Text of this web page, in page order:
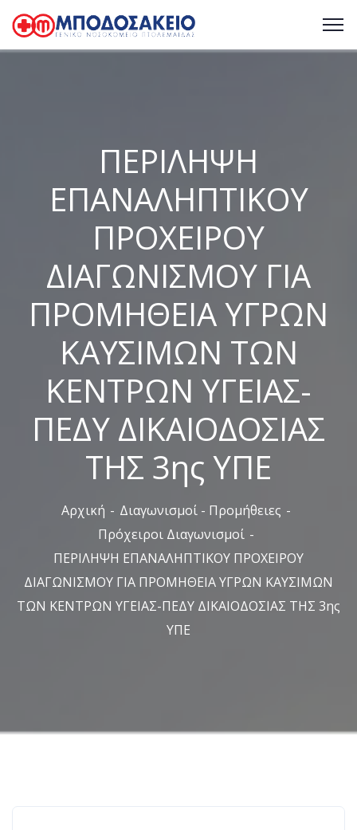
ΠΕΡΙΛΗΨΗ
ΕΠΑΝΑΛΗΠΤΙΚΟΥ
ΠΡΟΧΕΙΡΟΥ
ΔΙΑΓΩΝΙΣΜΟΥ ΓΙΑ
ΠΡΟΜΗΘΕΙΑ ΥΓΡΩΝ
ΚΑΥΣΙΜΩΝ ΤΩΝ
ΚΕΝΤΡΩΝ ΥΓΕΙΑΣ-
ΠΕΔΥ ΔΙΚΑΙΟΔΟΣΙΑΣ
ΤΗΣ 3ης ΥΠΕ
Αρχική
Διαγωνισμοί - Προμήθειες
Πρόχειροι Διαγωνισμοί
ΠΕΡΙΛΗΨΗ ΕΠΑΝΑΛΗΠΤΙΚΟΥ ΠΡΟΧΕΙΡΟΥ
ΔΙΑΓΩΝΙΣΜΟΥ ΓΙΑ ΠΡΟΜΗΘΕΙΑ ΥΓΡΩΝ ΚΑΥΣΙΜΩΝ
ΤΩΝ ΚΕΝΤΡΩΝ ΥΓΕΙΑΣ-ΠΕΔΥ ΔΙΚΑΙΟΔΟΣΙΑΣ ΤΗΣ 3ης
ΥΠΕ